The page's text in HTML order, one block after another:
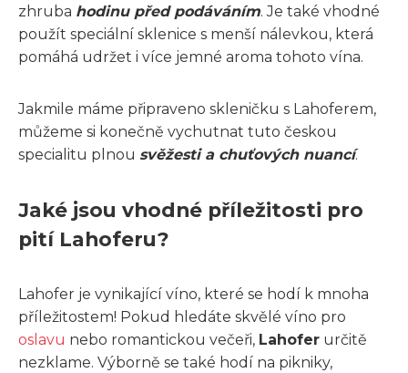
zhruba hodinu před podáváním. Je také vhodné
použít speciální sklenice s menší nálevkou, která
pomáhá udržet i více jemné aroma tohoto vína.
Jakmile máme připraveno skleničku s Lahoferem,
můžeme si konečně vychutnat tuto českou
specialitu plnou svěžesti a chuťových nuancí.
Jaké jsou vhodné příležitosti pro
pití Lahoferu?
Lahofer je vynikající víno, které se hodí k mnoha
příležitostem! Pokud hledáte skvělé víno pro
oslavu nebo romantickou večeři, Lahofer určitě
nezklame. Výborně se také hodí na pikniky,